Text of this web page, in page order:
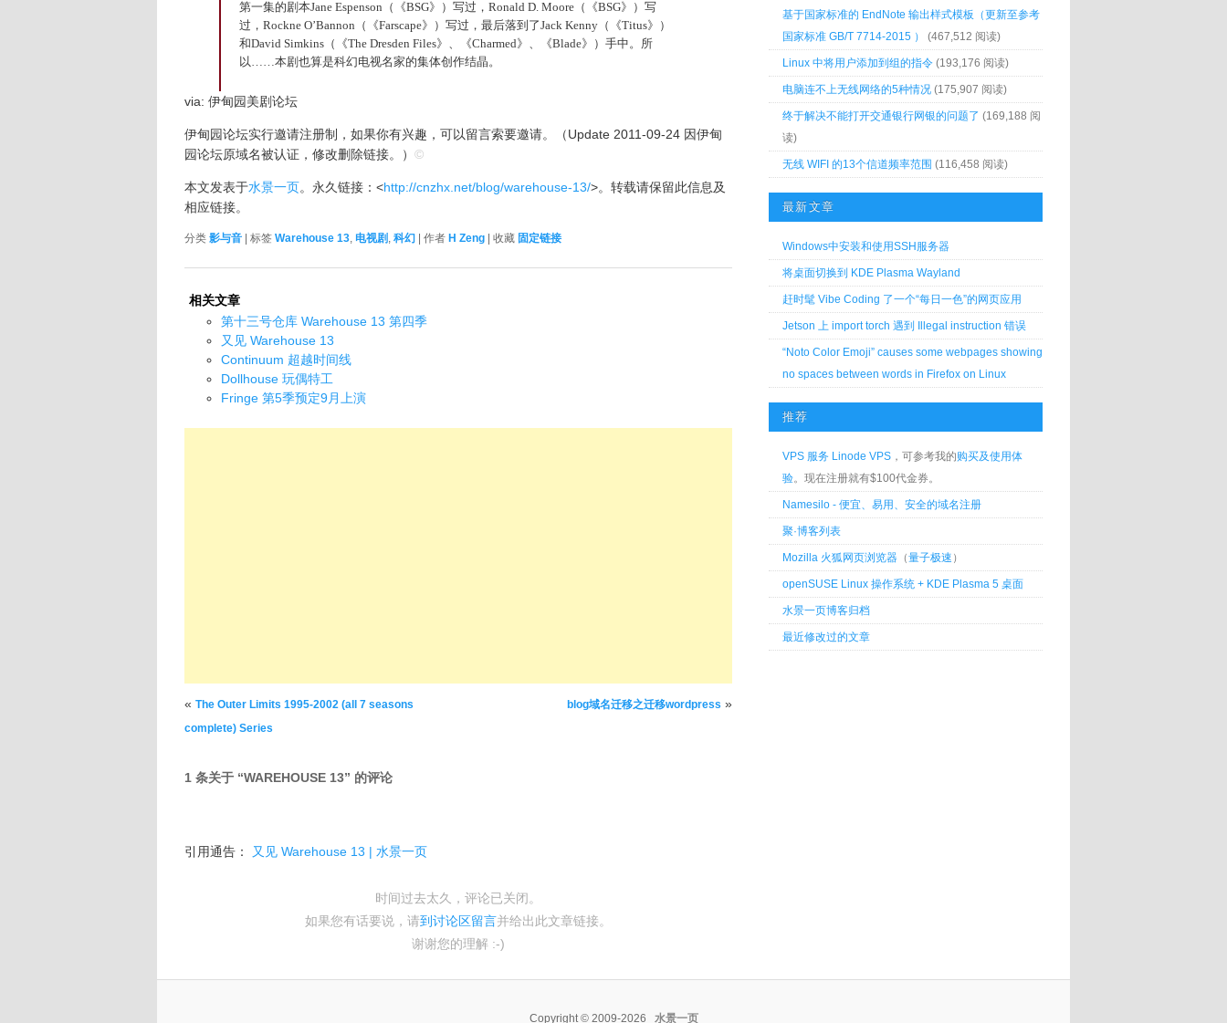
第一集的剧本Jane Espenson（《BSG》）写过，Ronald D. Moore（《BSG》）写
过，Rockne O’Bannon（《Farscape》）写过，最后落到了Jack Kenny（《Titus》）
和David Simkins（《The Dresden Files》、《Charmed》、《Blade》）手中。所
以……本剧也算是科幻电视名家的集体创作结晶。
via: 伊甸园美剧论坛
伊甸园论坛实行邀请注册制，如果你有兴趣，可以留言索要邀请。（Update 2011-09-24 因伊甸
园论坛原域名被认证，修改删除链接。） ©
本文发表于水景一页。永久链接：<http://cnzhx.net/blog/warehouse-13/>。转载请保留此信息及
相应链接。
分类 影与音 | 标签 Warehouse 13, 电视剧 , 科幻 | 作者 H Zeng | 收藏 固定链接
相关文章
第十三号仓库 Warehouse 13 第四季
又见 Warehouse 13
Continuum 超越时间线
Dollhouse 玩偶特工
Fringe 第5季预定9月上演
文章导航
« The Outer Limits 1995-2002 (all 7 seasons
complete) Series
blog域名迁移之迁移wordpress »
1 条关于 “WAREHOUSE 13” 的评论
引用通告： 又见 Warehouse 13 | 水景一页
时间过去太久，评论已关闭。
如果您有话要说，请到讨论区留言并给出此文章链接。
谢谢您的理解 :-)
基于国家标准的 EndNote 输出样式模板（更新至参考
国家标准 GB/T 7714-2015 ）
(467,512 阅读)
Linux 中将用户添加到组的指令 (193,176 阅读)
电脑连不上无线网络的5种情况 (175,907 阅读)
终于解决不能打开交通银行网银的问题了 (169,188 阅
读)
无线 WIFI 的13个信道频率范围 (116,458 阅读)
最新文章
Windows中安装和使用SSH服务器
将桌面切换到 KDE Plasma Wayland
赶时髦 Vibe Coding 了一个“每日一色”的网页应用
Jetson 上 import torch 遇到 Illegal instruction 错误
“Noto Color Emoji” causes some webpages showing
no spaces between words in Firefox on Linux
推荐
VPS 服务 Linode VPS ，可参考我的购买及使用体
验。现在注册就有$100代金券。
Namesilo - 便宜、易用、安全的域名注册
聚·博客列表
Mozilla 火狐网页浏览器 （量子极速 ）
openSUSE Linux 操作系统 + KDE Plasma 5 桌面
水景一页博客归档
最近修改过的文章
Copyright © 2009-2026 水景一页